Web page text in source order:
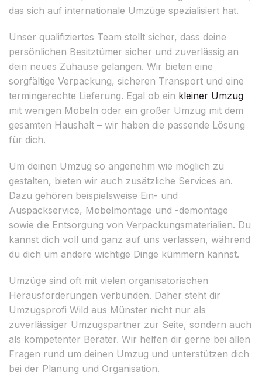
das sich auf internationale Umzüge spezialisiert hat.
Unser qualifiziertes Team stellt sicher, dass deine
persönlichen Besitztümer sicher und zuverlässig an
dein neues Zuhause gelangen. Wir bieten eine
sorgfältige Verpackung, sicheren Transport und eine
termingerechte Lieferung. Egal ob ein kleiner Umzug
mit wenigen Möbeln oder ein großer Umzug mit dem
gesamten Haushalt – wir haben die passende Lösung
für dich.
Um deinen Umzug so angenehm wie möglich zu
gestalten, bieten wir auch zusätzliche Services an.
Dazu gehören beispielsweise Ein- und
Auspackservice, Möbelmontage und -demontage
sowie die Entsorgung von Verpackungsmaterialien. Du
kannst dich voll und ganz auf uns verlassen, während
du dich um andere wichtige Dinge kümmern kannst.
Umzüge sind oft mit vielen organisatorischen
Herausforderungen verbunden. Daher steht dir
Umzugsprofi Wild aus Münster nicht nur als
zuverlässiger Umzugspartner zur Seite, sondern auch
als kompetenter Berater. Wir helfen dir gerne bei allen
Fragen rund um deinen Umzug und unterstützen dich
bei der Planung und Organisation.